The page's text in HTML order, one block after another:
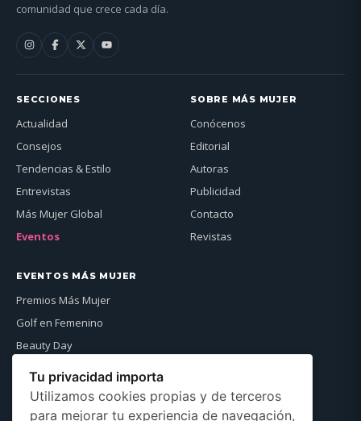
comunidad que crece cada día.
SECCIONES
Actualidad
Consejos
Tendencias & Estilo
Entrevistas
Más Mujer Global
Eventos
SOBRE MÁS MUJER
Conócenos
Editorial
Autoras
Publicidad
Contacto
Revistas
EVENTOS MÁS MUJER
Premios Más Mujer
Golf en Femenino
Beauty Day
Ver agenda →
Tu privacidad importa
Utilizamos cookies propias y de terceros
para mejorar tu experiencia de navegación,